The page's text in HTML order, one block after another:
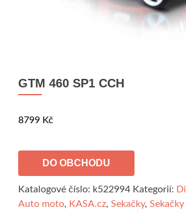
GTM 460 SP1 CCH
8799 Kč
DO OBCHODU
Katalogové číslo: k522994 Kategorií:
Auto moto, KASA.cz, Sekačky,